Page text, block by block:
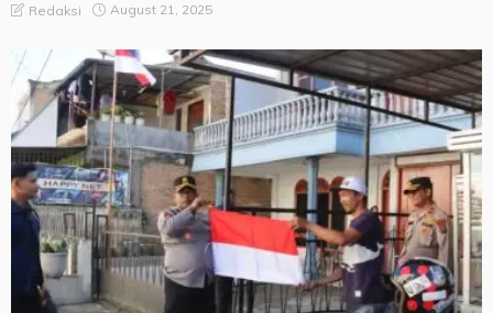
Redaksi August 21, 2025